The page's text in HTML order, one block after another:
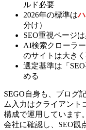
ルド必要
2026年の標準は
分け）
SEO重視ページ
AI検索クローラ
のサイトは大きく
選定基準は「
める
SEGO自身も、ブログ
ム入力はクライアント
構成で運用しています
会社に確認し、SEO観